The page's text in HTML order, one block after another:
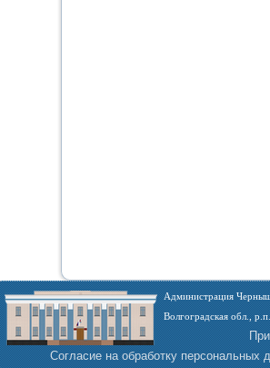
Администрация
Волгоградская обл.,
Согласие на обработку персональных